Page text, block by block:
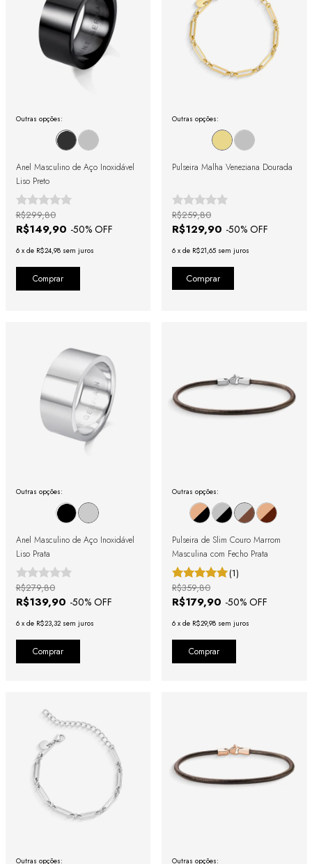
Outras opções:
Anel Masculino de Aço Inoxidável
Liso Preto
R$149,90 -50% OFF
R$299,80
6 x de R$24,98 sem juros
Comprar
Outras opções:
Pulseira Malha Veneziana Dourada
R$129,90 -50% OFF
R$259,80
6 x de R$21,65 sem juros
Outras opções:
Anel Masculino de Aço Inoxidável
Liso Prata
R$139,90 -50% OFF
R$279,80
6 x de R$23,32 sem juros
Comprar
Outras opções:
Pulseira de Slim Couro Marrom
Masculina com Fecho Prata
(1)
R$179,90 -50% OFF
R$359,80
6 x de R$29,98 sem juros
Comprar
Outras opções: Outras opções: